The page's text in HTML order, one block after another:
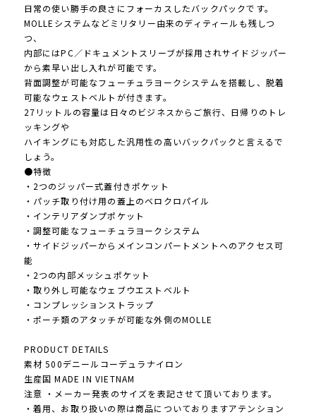
日常の使い勝手の良さにフォーカスしたバックパックです。
MOLLEシステムなどミリタリー由来のディティールも残しつ
つ、
内部にはPC／ドキュメントスリーブが採用されサイドジッパー
から素早い出し入れが可能です。
背面調整が可能なフューチュラヨークシステムを搭載し、脱着
可能なウェストベルトが付きます。
27リットルの容量は日々のビジネスからご旅行、日帰りのトレ
ッキングや
ハイキングにも対応した汎用性の高いバックパックと言えるで
しょう。
●特徴
・2つのジッパー式蓋付きポケット
・パッチ取り付け用の蓋上のベロクロパイル
・インテリアダンプポケット
・調整可能なフューチュラヨークシステム
・サイドジッパーからメインコンパートメントへのアクセス可
能
・2つの内部メッシュポケット
・取り外し可能なウェブウエストベルト
・コンプレッションストラップ
・ポーチ類のアタッチが可能な外側のMOLLE
PRODUCT DETAILS
素材 500デニールコーデュラナイロン
生産国 MADE IN VIETNAM
注意 ・メーカー発表のサイズを表記させて頂いております。
・着用、お取り扱いの際は商品についておりますアテンション